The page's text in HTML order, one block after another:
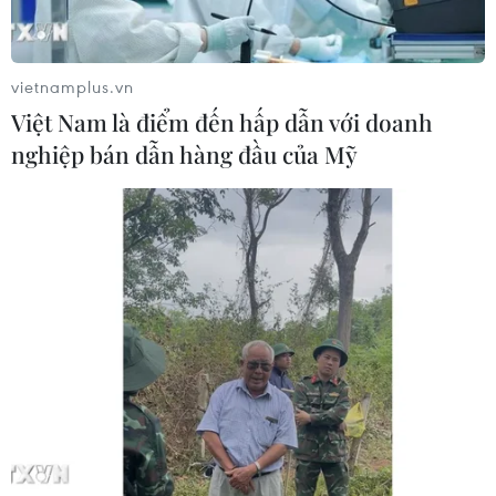
Việt Nam khẳng định vị thế tại triển
lãm thương mại quốc tế của Ấn Độ
Ngân hàng Trung ương Trung Quốc
mua thêm 20 tấn vàng trong tháng 7
07/08/2026 15:21
Chuyên gia quốc tế đánh giá tích cực
về tiền đồng của Việt Nam
07/08/2026 12:46
vietnamplus.vn
Việt Nam là điểm đến hấp dẫn với doanh
nghiệp bán dẫn hàng đầu của Mỹ